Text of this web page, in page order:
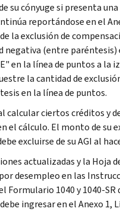
su cónyuge si presenta
reportándose en el
la exclusión de
negativa (entre paréntesis)
en la línea de puntos a la
la cantidad de
en la línea de puntos.
calcular ciertos créditos y
el cálculo. El monto de su
excluirse de su AGI al
actualizadas y la Hoja
desempleo en las
Formulario 1040 y 1040-SR
ingresar en el Anexo 1,